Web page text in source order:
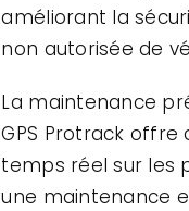
améliorant la
non autorisée de
La maintenance
GPS Protrack
temps réel sur les
une maintenance